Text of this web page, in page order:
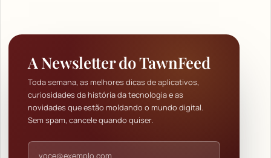
A Newsletter do TawnFeed
Toda semana, as melhores dicas de aplicativos,
curiosidades da história da tecnologia e as
novidades que estão moldando o mundo digital.
Sem spam, cancele quando quiser.
Endereço de e-mail